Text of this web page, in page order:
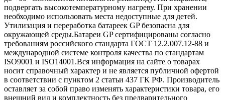
подвергать высокотемпературному нагреву. При хранении
необходимо использовать места недоступные для детей.
Утилизация и переработка батареек GP безопасна для
окружающей среды.Батареи GP сертифицированы согласно
требованиям российского стандарта ГОСТ 12.2.007.12-88 и
международной системе контроля качества по стандартам
ISO9001 и ISO14001.Вся информация на сайте о товарах
носит справочный характер и не является публичной офертой
в соответствии с пунктом 2 статьи 437 ГК РФ. Производитель
оставляет за собой право изменять характеристики товара, его
внешний вид и комплектность без предварительного